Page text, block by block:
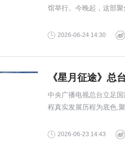
馆举行。今晚起，这部
2026-06-24 14:30
《星月征途》总
中央广播电视总台立足
程真实发展历程为底色,
2026-06-23 14:43